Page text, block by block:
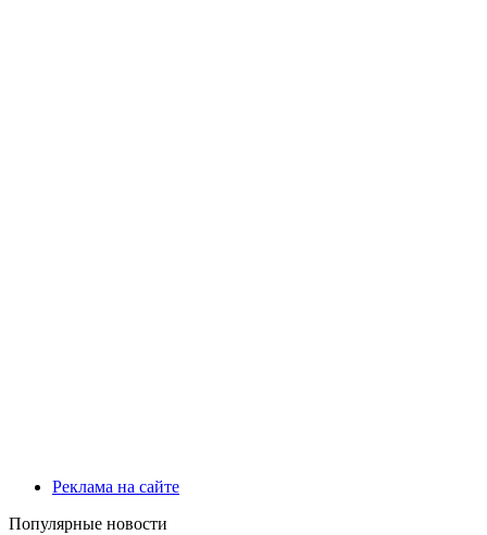
Реклама на сайте
Популярные новости